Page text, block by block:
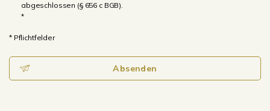
abgeschlossen (§ 656 c BGB).
*
* Pflichtfelder
Absenden